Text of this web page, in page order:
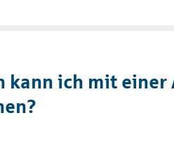
kann ich mit